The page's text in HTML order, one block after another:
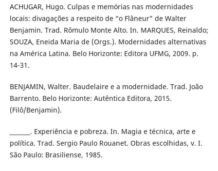
ACHUGAR, Hugo. Culpas e memórias nas modernidades
locais: divagações a respeito de “o Flâneur” de Walter
Benjamin. Trad. Rômulo Monte Alto. In. MARQUES, Reinaldo;
SOUZA, Eneida Maria de (Orgs.). Modernidades alternativas
na América Latina. Belo Horizonte: Editora UFMG, 2009. p.
14-31.
BENJAMIN, Walter. Baudelaire e a modernidade. Trad. João
Barrento. Belo Horizonte: Autêntica Editora, 2015.
(Filô/Benjamin).
_______. Experiência e pobreza. In. Magia e técnica, arte e
política. Trad. Sergio Paulo Rouanet. Obras escolhidas, v. I.
São Paulo: Brasiliense, 1985.